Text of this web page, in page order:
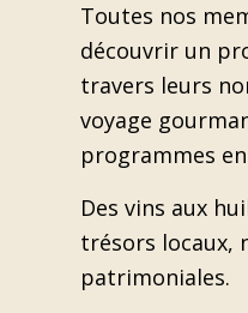
Toutes nos
découvrir un
travers leurs
voyage
programmes
Des vins aux
trésors locaux,
patrimoniales.